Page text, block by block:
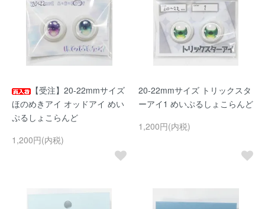
【受注】20-22mmサイズ
ほのめきアイ オッドアイ めい
ぷるしょこらんど
1,200円(内税)
20-22mmサイズ トリックスタ
ーアイ1 めいぷるしょこらんど
1,200円(内税)